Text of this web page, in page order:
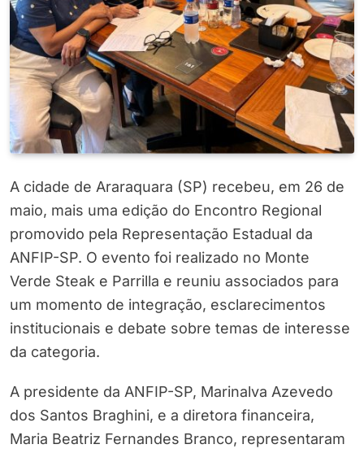
A cidade de Araraquara (SP) recebeu, em 26 de
maio, mais uma edição do Encontro Regional
promovido pela Representação Estadual da
ANFIP-SP. O evento foi realizado no Monte
Verde Steak e Parrilla e reuniu associados para
um momento de integração, esclarecimentos
institucionais e debate sobre temas de interesse
da categoria.
A presidente da ANFIP-SP, Marinalva Azevedo
dos Santos Braghini, e a diretora financeira,
Maria Beatriz Fernandes Branco, representaram